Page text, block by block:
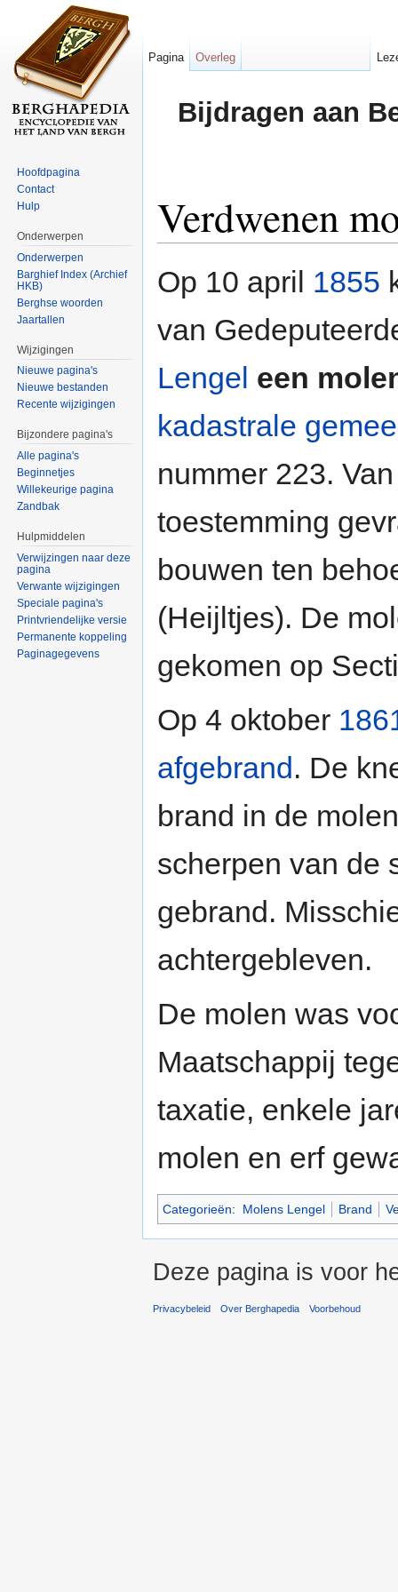
Bijdragen aan
Verdwenen
Op 10 april 1855
van
Lengel een
kadastrale
nummer 223.
toestemming
bouwen ten
(Heijltjes). De
gekomen op
Op 4 oktober
afgebrand . De
brand in de
scherpen van de
gebrand.
achtergebleven.
De molen was
Maatschappij
taxatie, enkele
molen en erf
Categorieën: Molens Lengel Brand
Pagina Overleg
Hoofdpagina
Contact
Hulp
Onderwerpen
Onderwerpen
Barghief Index (Archief
HKB)
Berghse woorden
Jaartallen
Wijzigingen
Nieuwe pagina's
Nieuwe bestanden
Recente wijzigingen
Bijzondere pagina's
Alle pagina's
Beginnetjes
Willekeurige pagina
Zandbak
Hulpmiddelen
Verwijzingen naar deze
pagina
Verwante wijzigingen
Speciale pagina's
Printvriendelijke versie
Permanente koppeling
Paginagegevens
Deze pagina is voor
Privacybeleid Over Berghapedia Voorbehoud